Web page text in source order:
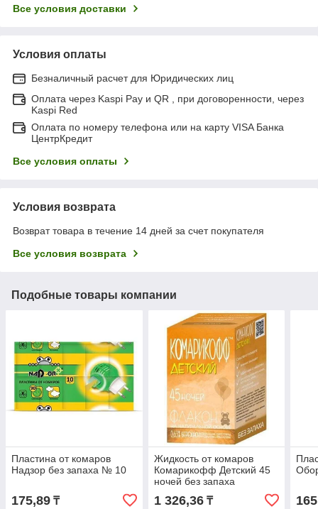
Все условия доставки
Условия оплаты
Безналичный расчет для Юридических лиц
Оплата через Kaspi Pay и QR , при договоренности, через
Kaspi Red
Оплата по номеру телефона или на карту VISA Банка
ЦентрКредит
Все условия оплаты
Условия возврата
Возврат товара в течение 14 дней за счет покупателя
Все условия возврата
Подобные товары компании
Пластина от комаров
Надзор без запаха № 10
175,89 ₸
Жидкость от комаров
Комарикофф Детский 45
ночей без запаха
1 326,36₸